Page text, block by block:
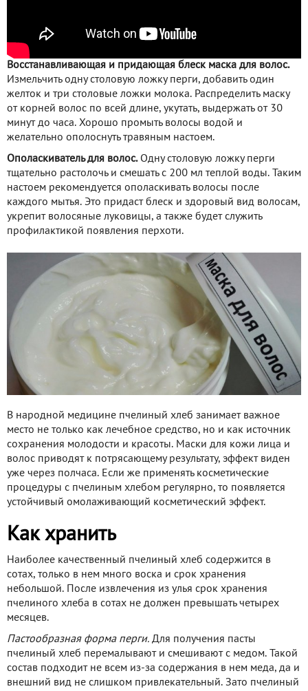
Восстанавливающая и придающая блеск маска для волос.
Измельчить одну столовую ложку перги, добавить один
желток и три столовые ложки молока. Распределить маску
от корней волос по всей длине, укутать, выдержать от 30
минут до часа. Хорошо промыть волосы водой и
желательно ополоснуть травяным настоем.
Ополаскиватель для волос.Одну столовую ложку перги
тщательно растолочь и смешать с 200 мл теплой воды. Таким
настоем рекомендуется ополаскивать волосы после
каждого мытья. Это придаст блеск и здоровый вид волосам,
укрепит волосяные луковицы, а также будет служить
профилактикой появления перхоти.
В народной медицине пчелиный хлеб занимает важное
место не только как лечебное средство, но и как источник
сохранения молодости и красоты. Маски для кожи лица и
волос приводят к потрясающему результату, эффект виден
уже через полчаса. Если же применять косметические
процедуры с пчелиным хлебом регулярно, то появляется
устойчивый омолаживающий косметический эффект.
Как хранить
Наиболее качественный пчелиный хлеб содержится в
сотах, только в нем много воска и срок хранения
небольшой. После извлечения из улья срок хранения
пчелиного хлеба в сотах не должен превышать четырех
месяцев.
Пастообразная форма перги. Для получения пасты
пчелиный хлеб перемалывают и смешивают с медом. Такой
состав подходит не всем из-за содержания в нем меда, да и
внешний вид не слишком привлекательный. Зато пчелиный